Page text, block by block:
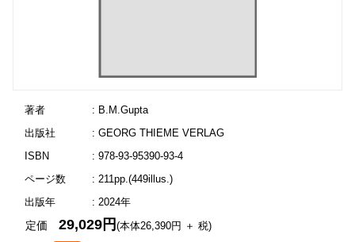
著者
: B.M.Gupta
出版社
: GEORG THIEME VERLAG
ISBN
: 978-93-95390-93-4
ページ数
: 211pp.(449illus.)
出版年
: 2024年
定価29,029円(本体26,390円 ＋ 税)